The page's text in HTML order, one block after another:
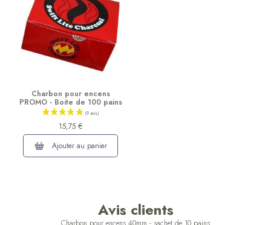
Charbon pour encens
PROMO - Boite de 100 pains
15,75 €
Ajouter au panier
Avis clients